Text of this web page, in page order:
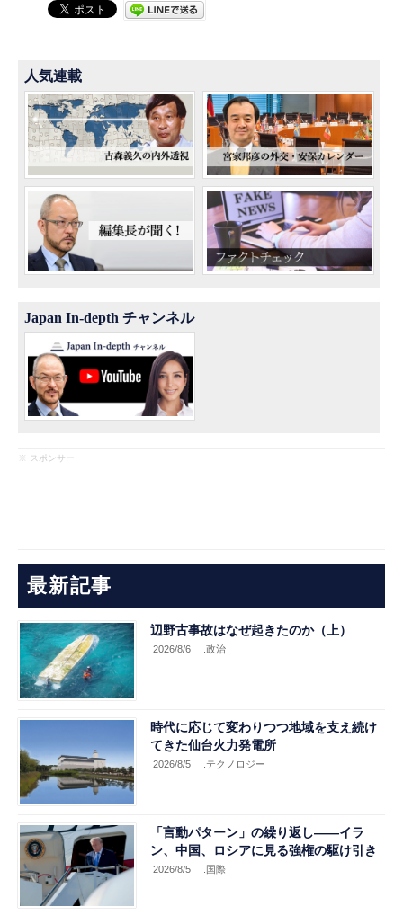
人気連載
Japan In-depth チャンネル
※ スポンサー
最新記事
辺野古事故はなぜ起きたのか（上）
2026/8/6 .政治
時代に応じて変わりつつ地域を支え続け
てきた仙台火力発電所
2026/8/5 .テクノロジー
「言動パターン」の繰り返し――イラ
ン、中国、ロシアに見る強権の駆け引き
2026/8/5 .国際